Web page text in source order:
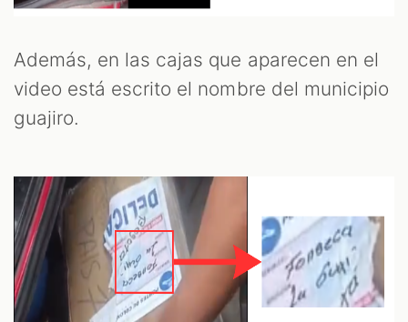
Además, en las cajas que aparecen en el
video está escrito el nombre del municipio
guajiro.